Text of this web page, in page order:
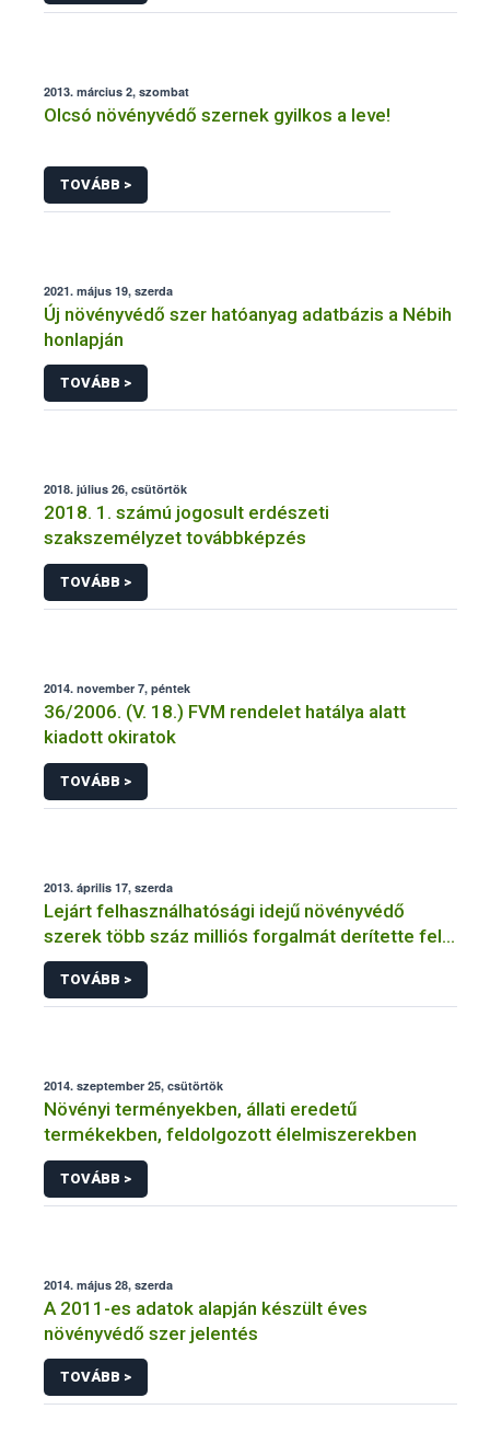
2013. március 2, szombat
Olcsó növényvédő szernek gyilkos a leve!
TOVÁBB >
2021. május 19, szerda
Új növényvédő szer hatóanyag adatbázis a Nébih
honlapján
TOVÁBB >
2018. július 26, csütörtök
2018. 1. számú jogosult erdészeti
szakszemélyzet továbbképzés
TOVÁBB >
2014. november 7, péntek
36/2006. (V. 18.) FVM rendelet hatálya alatt
kiadott okiratok
TOVÁBB >
2013. április 17, szerda
Lejárt felhasználhatósági idejű növényvédő
szerek több száz milliós forgalmát derítette fel a
NÉBIH
TOVÁBB >
2014. szeptember 25, csütörtök
Növényi terményekben, állati eredetű
termékekben, feldolgozott élelmiszerekben
TOVÁBB >
2014. május 28, szerda
A 2011-es adatok alapján készült éves
növényvédő szer jelentés
TOVÁBB >